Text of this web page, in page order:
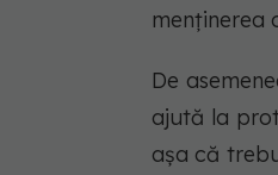
menținerea
De
ajută la
așa că